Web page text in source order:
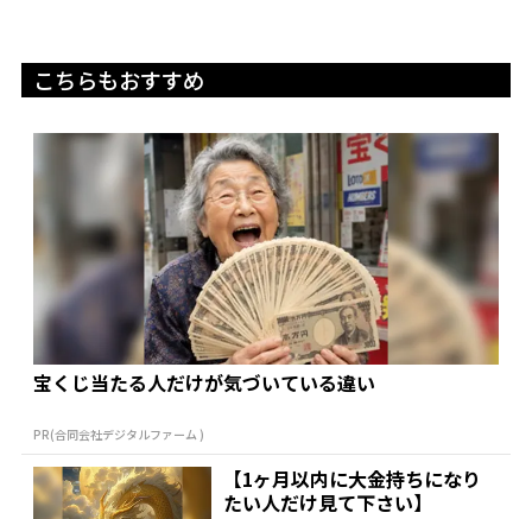
こちらもおすすめ
宝くじ当たる人だけが気づいている違い
PR(合同会社デジタルファーム )
【1ヶ月以内に大金持ちになり
たい人だけ見て下さい】